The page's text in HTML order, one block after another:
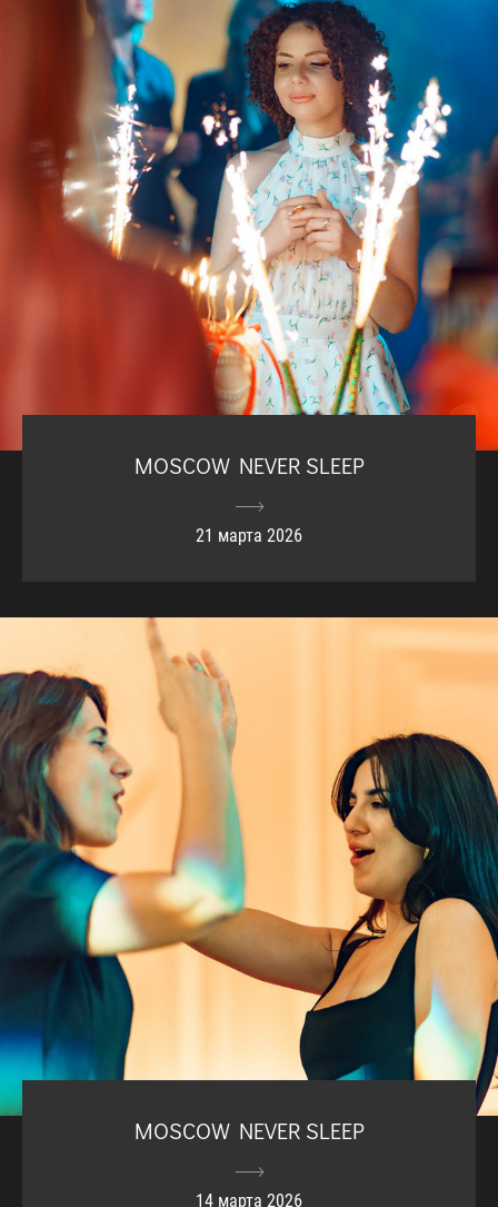
MOSCOW NEVER SLEEP
21 марта 2026
MOSCOW NEVER SLEEP
14 марта 2026